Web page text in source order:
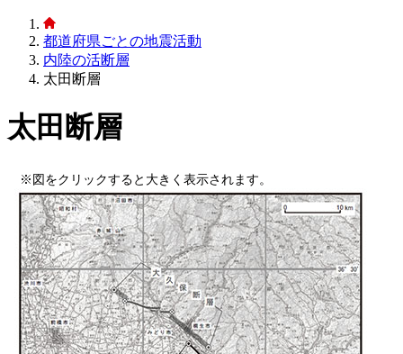
都道府県ごとの地震活動
内陸の活断層
太田断層
太田断層
※図をクリックすると大きく表示されます。